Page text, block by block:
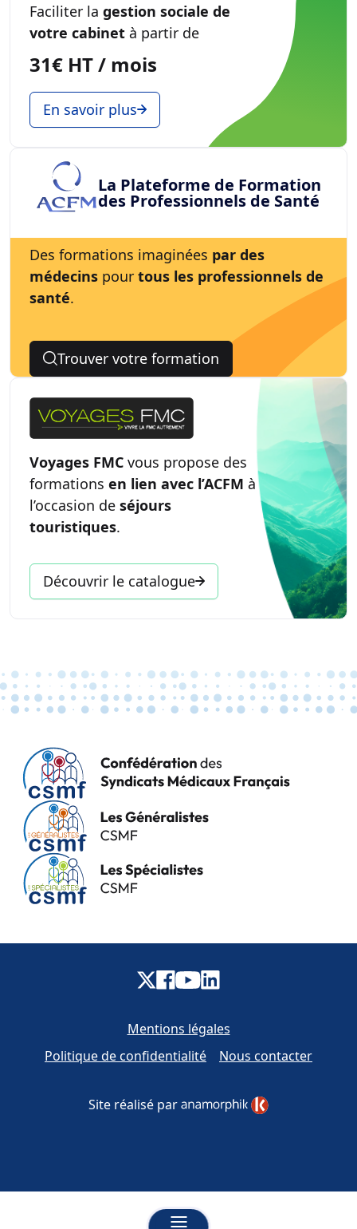
Faciliter la gestion sociale de
votre cabinet à partir de
31€ HT / mois
En savoir plus
La Plateforme de Formation
des Professionnels de Santé
Des formations imaginées par des
médecins pour tous les professionnels de
santé.
Trouver votre formation
Voyages FMC vous propose des
formations en lien avec l’ACFM à
l’occasion de séjours
touristiques.
Découvrir le catalogue
Mentions légales
Politique de confidentialité
Nous contacter
Site réalisé par